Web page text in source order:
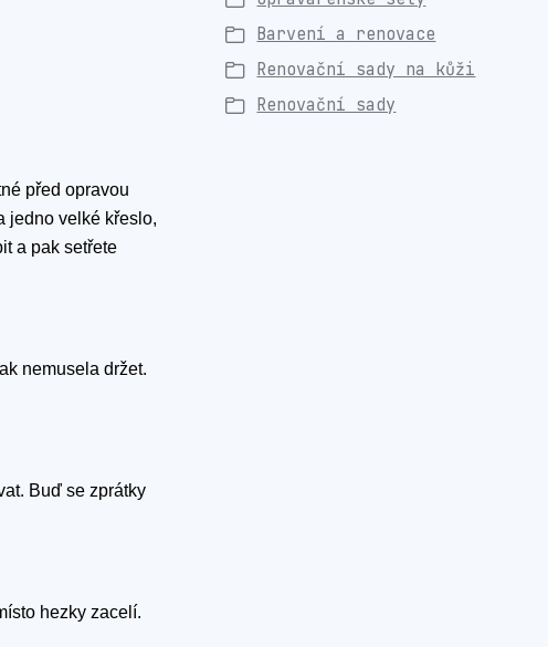
před opravou
jedno velké křeslo,
a pak setřete
nemusela držet.
Buď se zprátky
hezky zacelí.
Barvení a renovace
Renovační sady na kůži
Renovační sady